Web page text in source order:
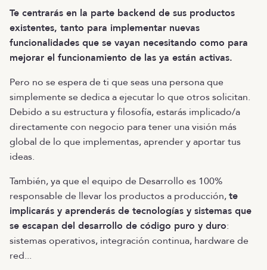
Te centrarás en la parte backend de sus productos
existentes, tanto para implementar nuevas
funcionalidades que se vayan necesitando como para
mejorar el funcionamiento de las ya están activas.
Pero no se espera de ti que seas una persona que
simplemente se dedica a ejecutar lo que otros solicitan.
Debido a su estructura y filosofía, estarás implicado/a
directamente con negocio para tener una visión más
global de lo que implementas, aprender y aportar tus
ideas.
También, ya que el equipo de Desarrollo es 100%
responsable de llevar los productos a producción,te
implicarás y aprenderás de tecnologías y sistemas que
se escapan del desarrollo de código puro y duro:
sistemas operativos, integración continua, hardware de
red...